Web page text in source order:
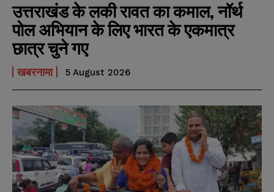
उत्तराखंड के लकी रावत का कमाल, नॉर्थ
पोल अभियान के लिए भारत के एकमात्र
छात्र चुने गए
खबरनामा 5 August 2026